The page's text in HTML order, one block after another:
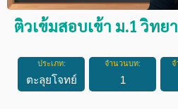
ติวเข้มสอบเข้า ม.1 วิทย
ประเภท:
ตะลุยโจทย์
จำนวนบท:
1
จ